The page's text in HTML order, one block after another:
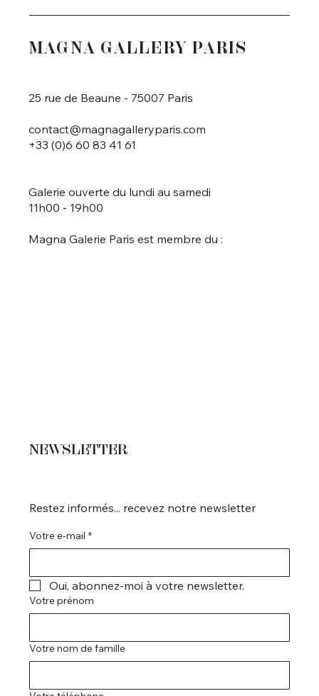
MAGNA GALLERY PARIS
25 rue de Beaune - 75007 Paris
contact@magnagalleryparis.com
+33 (0)6 60 83 41 61
Galerie ouverte du lundi au samedi
11h00 - 19h00
Magna Galerie Paris est membre du :
Restez informés... recevez notre newsletter
Votre e-mail *
Oui, abonnez-moi à votre newsletter.
Votre prénom
Votre nom de famille
NEWSLETTER